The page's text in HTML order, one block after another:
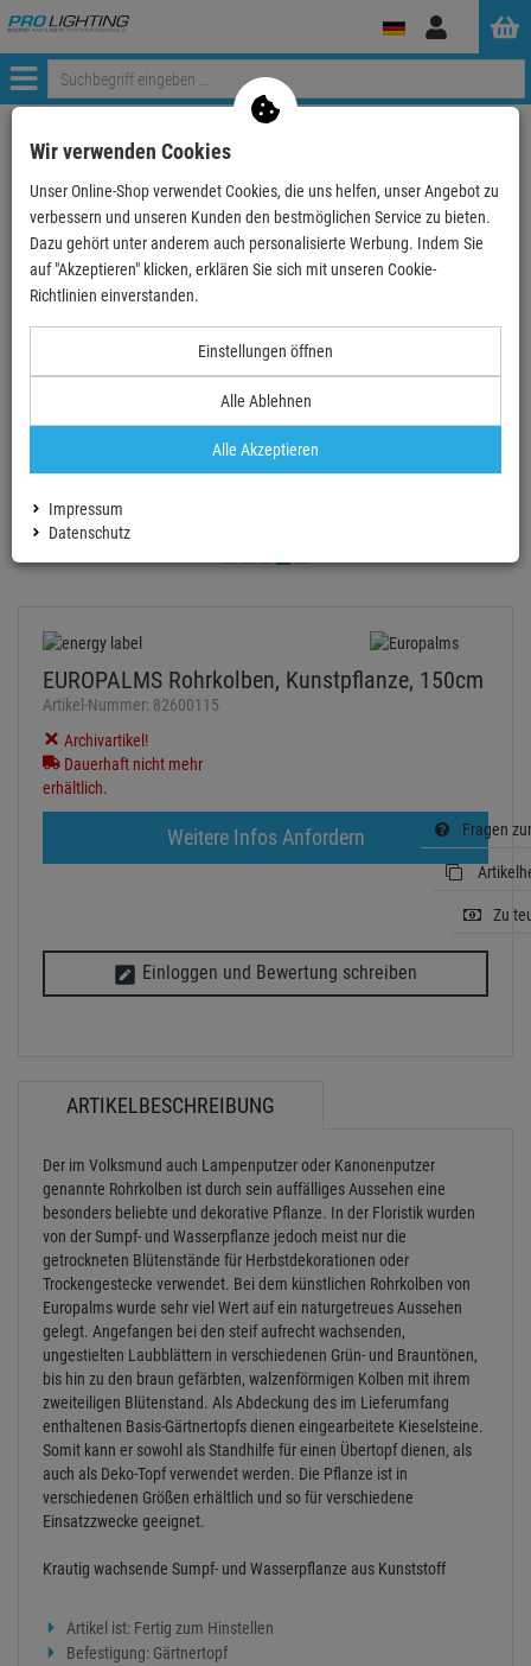
Anmelden
Menü
Weiter einkaufen
ProLighting
- 5 %
EUROPALMS Rohrkolben, Kunstpflanze, 150cm
Artikel-Nummer: 82600115
Archivartikel!
Dauerhaft nicht mehr
erhältlich.
Weitere Infos Anfordern Fragen
Zu
Einloggen und Bewertung schreiben
ARTIKELBESCHREIBUNG
Der im Volksmund auch Lampenputzer oder Kanonenputzer
genannte Rohrkolben ist durch sein auffälliges Aussehen eine
besonders beliebte und dekorative Pflanze. In der Floristik wurden
von der Sumpf- und Wasserpflanze jedoch meist nur die
getrockneten Blütenstände für Herbstdekorationen oder
Trockengestecke verwendet. Bei dem künstlichen Rohrkolben von
Europalms wurde sehr viel Wert auf ein naturgetreues Aussehen
gelegt. Angefangen bei den steif aufrecht wachsenden,
ungestielten Laubblättern in verschiedenen Grün- und Brauntönen,
bis hin zu den braun gefärbten, walzenförmigen Kolben mit ihrem
zweiteiligen Blütenstand. Als Abdeckung des im Lieferumfang
enthaltenen Basis-Gärtnertopfs dienen eingearbeitete Kieselsteine.
Somit kann er sowohl als Standhilfe für einen Übertopf dienen, als
auch als Deko-Topf verwendet werden. Die Pflanze ist in
verschiedenen Größen erhältlich und so für verschiedene
Einsatzzwecke geeignet.
Krautig wachsende Sumpf- und Wasserpflanze aus Kunststoff
Artikel ist: Fertig zum Hinstellen
Befestigung: Gärtnertopf
Wir verwenden Cookies
Unser Online-Shop verwendet Cookies, die uns helfen, unser Angebot zu
verbessern und unseren Kunden den bestmöglichen Service zu bieten.
Dazu gehört unter anderem auch personalisierte Werbung. Indem Sie
auf "Akzeptieren" klicken, erklären Sie sich mit unseren Cookie-
Richtlinien einverstanden.
Einstellungen öffnen
Alle Ablehnen
Alle Akzeptieren
Impressum
Datenschutz